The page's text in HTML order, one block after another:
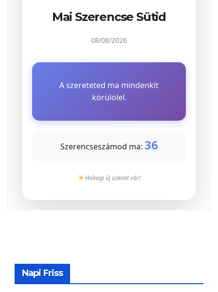
Mai Szerencse Sütid
08/08/2026
A szereteted ma mindenkit
körülölel.
Szerencseszámod ma: 36
Holnap új üzenet vár!
Napi Friss